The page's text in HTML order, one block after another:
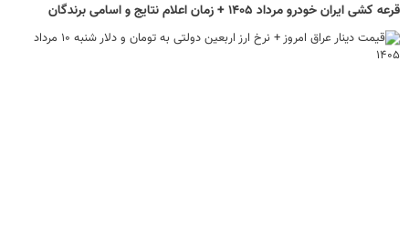
قرعه کشی ایران خودرو مرداد ۱۴۰۵ + زمان اعلام نتایج و اسامی برندگان